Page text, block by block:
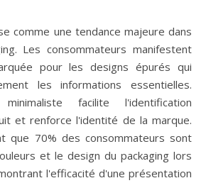
comme une tendance majeure dans
Les consommateurs manifestent
pour les designs épurés qui
les informations essentielles.
facilite l'identification
et renforce l'identité de la marque.
que 70% des consommateurs sont
et le design du packaging lors
l'efficacité d'une présentation